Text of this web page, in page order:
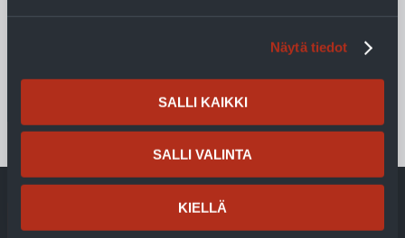
Näytä tiedot
SALLI KAIKKI
SALLI VALINTA
KIELLÄ
Jäspi VLS RST on 50-300 litran lämminvesivaraaja, joka
asennetaan vaaka-asentoon esim. saunan lauteiden alle.
Lue lisää